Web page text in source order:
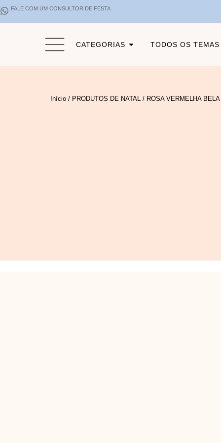
FALE COM UM CONSULTOR DE FESTA
CATEGORIAS TODOS OS TEMAS
Início / PRODUTOS DE NATAL / ROSA VERMELHA